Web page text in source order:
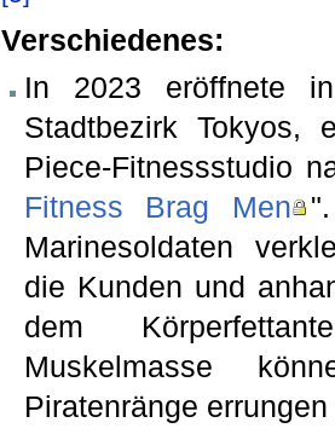
Verschiedenes:
In 2023 eröffnete
Stadtbezirk Tokyos,
Piece-Fitnessstudio
Fitness Brag Men
Marinesoldaten
die Kunden und
dem
Muskelmasse
Piratenränge